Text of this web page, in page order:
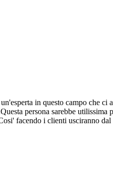
in questo campo che
persona sarebbe
facendo i clienti usciranno